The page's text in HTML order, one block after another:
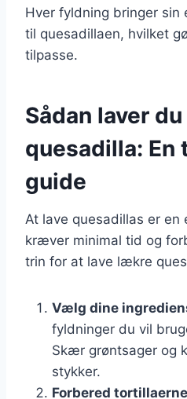
Hver fyldning bringer sin
til quesadillaen, hvilket
tilpasse.
Sådan laver
quesadilla:
guide
At lave quesadillas er en
kræver minimal tid og
trin for at lave lækre
Vælg dine
fyldninger du vil
Skær grøntsager og
stykker.
Forbered tortillaerne